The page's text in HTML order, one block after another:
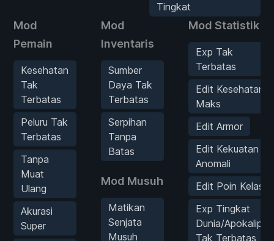
Tingkat
Mod
Pemain
Kesehatan
Tak
Terbatas
Peluru Tak
Terbatas
Tanpa
Muat
Ulang
Akurasi
Super
Mod
Inventaris
Sumber
Daya Tak
Terbatas
Serpihan
Tanpa
Batas
Mod Musuh
Matikan
Senjata
Musuh
Mod Statistik
Exp Tak
Terbatas
Edit Kesehatan
Maks
Edit Armor
Edit Kekuatan
Anomali
Edit Poin Kelas
Exp Tingkat
Dunia/Apokalips
Tak Terbatas